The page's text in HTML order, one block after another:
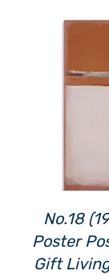
No.18
Poster
Gift